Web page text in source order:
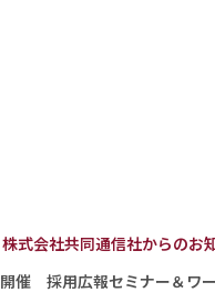
株式会社共同通信社からのお
催 採用広報セミナー＆ワ